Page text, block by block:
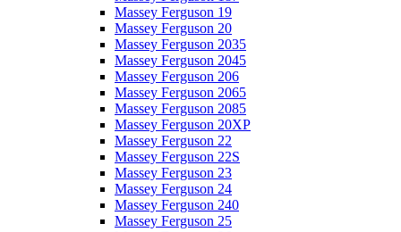
Massey Ferguson 19
Massey Ferguson 20
Massey Ferguson 2035
Massey Ferguson 2045
Massey Ferguson 206
Massey Ferguson 2065
Massey Ferguson 2085
Massey Ferguson 20XP
Massey Ferguson 22
Massey Ferguson 22S
Massey Ferguson 23
Massey Ferguson 24
Massey Ferguson 240
Massey Ferguson 25